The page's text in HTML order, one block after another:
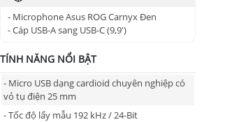
- Microphone Asus ROG Carnyx Đen
- Cáp USB-A sang USB-C (9,9')
TÍNH NĂNG NỔI BẬT
- Micro USB dạng cardioid chuyên nghiệp có
vỏ tụ điện 25 mm
- Tốc độ lấy mẫu 192 kHz / 24-Bit